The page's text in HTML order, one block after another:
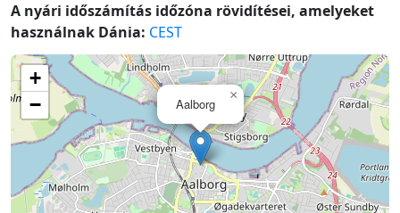
A nyári időszámítás időzóna rövidítései, amelyeket
használnak Dánia: CEST
Aalborg
×
+
−